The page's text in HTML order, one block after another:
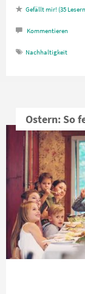
35
Kommentieren
Nachhaltigkeit
Ostern: So